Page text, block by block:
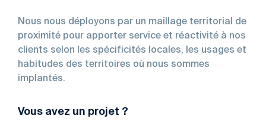
Nous nous déployons par un maillage territorial de
proximité pour apporter service et réactivité à nos
clients selon les spécificités locales, les usages et
habitudes des territoires où nous sommes
implantés.
Vous avez un projet ?